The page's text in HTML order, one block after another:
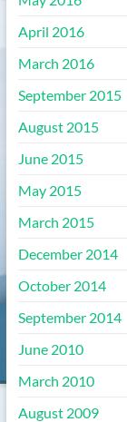
April 2016
March 2016
September 2015
August 2015
June 2015
May 2015
March 2015
December 2014
October 2014
September 2014
June 2010
March 2010
August 2009